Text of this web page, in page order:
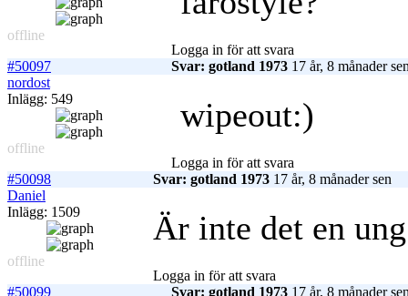
offline
Logga in för att svara
#50097
Svar: gotland 1973 17 år, 8 månader
nordost
Inlägg: 549
offline
wipeout:)
Logga in för att svara
#50098
Svar: gotland 1973 17 år, 8 månader sen
Daniel
Inlägg: 1509
offline
Är inte det en
Logga in för att svara
#50099
Svar: gotland 1973 17 år, 8 månader